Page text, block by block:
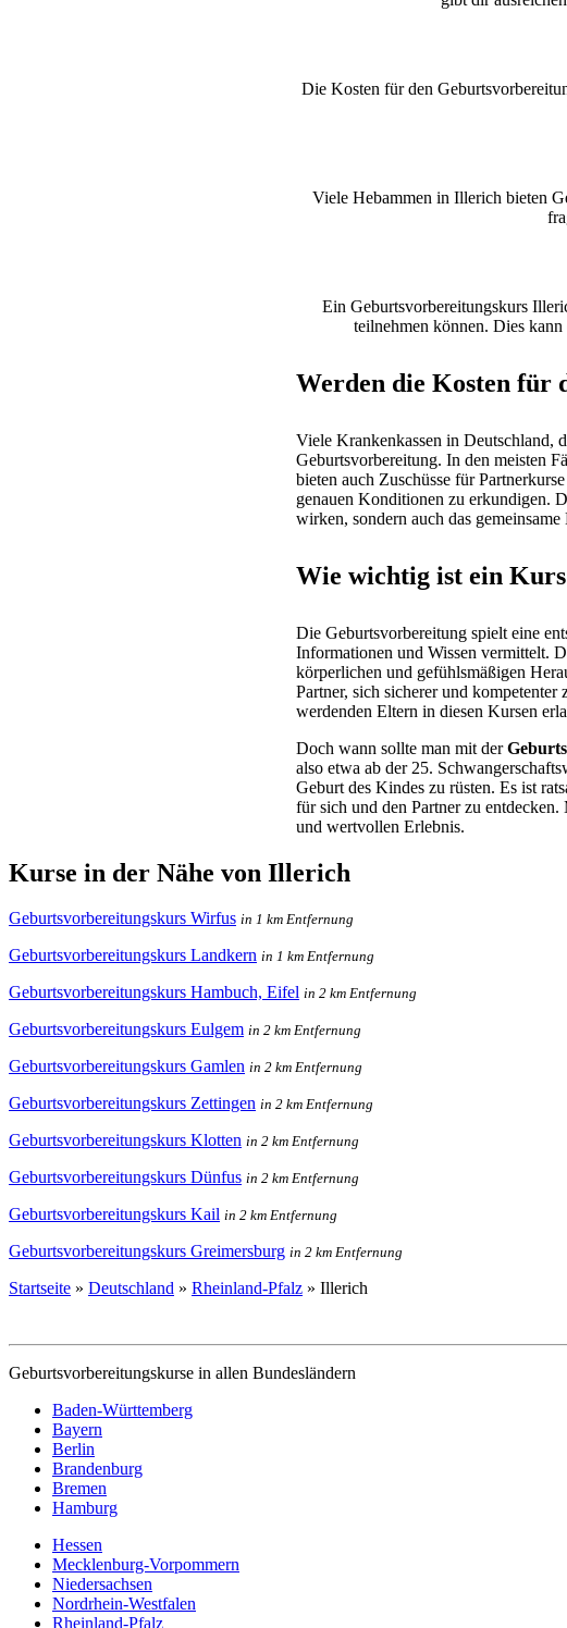
Die Kosten für den
Viele Hebammen in Illerich bieten
Ein Geburtsvorbereitungskurs
teilnehmen können. Dies
Werden die Kosten für
Viele Krankenkassen in Deutschland,
Geburtsvorbereitung. In den meisten
bieten auch Zuschüsse für
genauen Konditionen zu erkundigen.
wirken, sondern auch das
Wie wichtig ist ein
Die Geburtsvorbereitung spielt eine
Informationen und Wissen vermittelt.
körperlichen und gefühlsmäßigen
Partner, sich sicherer und
werdenden Eltern in diesen Kursen
Doch wann sollte man mit der
also etwa ab der 25.
Geburt des Kindes zu rüsten. Es ist
für sich und den Partner zu
und wertvollen Erlebnis.
Kurse in der Nähe von Illerich
Geburtsvorbereitungskurs Wirfus in 1 km Entfernung
Geburtsvorbereitungskurs Landkern in 1 km Entfernung
Geburtsvorbereitungskurs Hambuch, Eifel in 2 km Entfernung
Geburtsvorbereitungskurs Eulgem in 2 km Entfernung
Geburtsvorbereitungskurs Gamlen in 2 km Entfernung
Geburtsvorbereitungskurs Zettingen in 2 km Entfernung
Geburtsvorbereitungskurs Klotten in 2 km Entfernung
Geburtsvorbereitungskurs Dünfus in 2 km Entfernung
Geburtsvorbereitungskurs Kail in 2 km Entfernung
Geburtsvorbereitungskurs Greimersburg in 2 km Entfernung
Startseite » Deutschland » Rheinland-Pfalz » Illerich
Geburtsvorbereitungskurse in allen Bundesländern
Baden-Württemberg
Bayern
Berlin
Brandenburg
Bremen
Hamburg
Hessen
Mecklenburg-Vorpommern
Niedersachsen
Nordrhein-Westfalen
Rheinland-Pfalz